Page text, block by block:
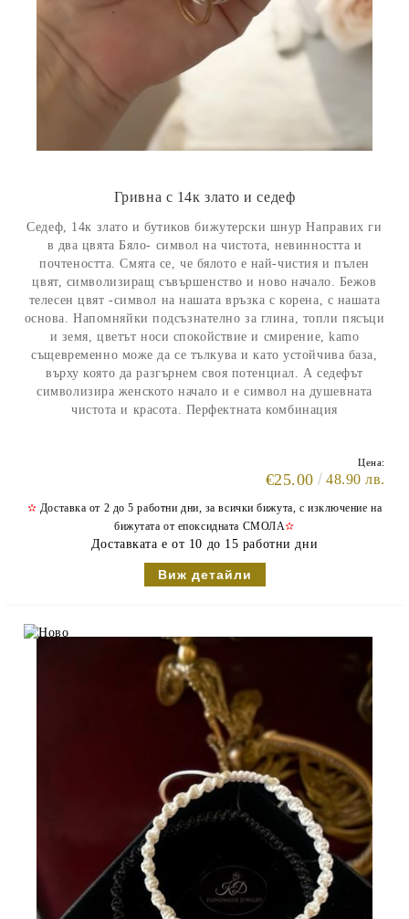
Гривна с 14к злато и седеф
Седеф, 14к злато и бутиков бижутерски шнур Направих ги
в два цвята Бяло- символ на чистота, невинността и
почтеността. Смята се, че бялото е най-чистия и пълен
цвят, символизиращ съвършенство и ново начало. Бежов
телесен цвят -символ на нашата връзка с корена, с нашата
основа. Напомняйки подсъзнателно за глина, топли пясъци
и земя, цветът носи спокойствие и смирение, kamo
същевременно може да се тълкува и като устойчива база,
върху която да разгърнем своя потенциал. А седефът
символизира женското начало и е символ на душевната
чистота и красота. Перфектната комбинация
Цена:
€25.00 48.90 лв.
✫ Доставка от 2 до 5 работни дни, за всички бижута, с изключение на
бижутата от епоксидната СМОЛА✫
Доставката е от 10 до 15 работни дни
Виж детайли